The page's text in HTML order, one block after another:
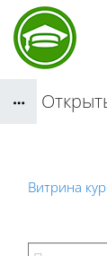
Перейти к
Витрина